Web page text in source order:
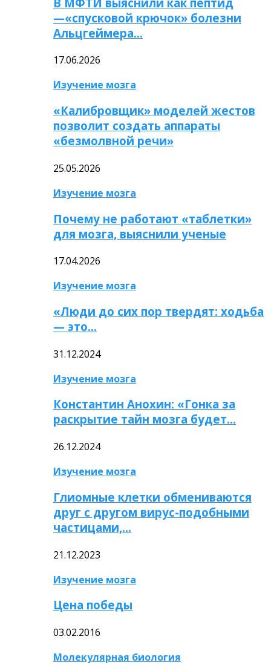
—«спусковой крючок» болезни
Альцгеймера…
17.06.2026
Изучение мозга
«Калибровщик» моделей жестов
позволит создать аппараты
«безмолвной речи»
25.05.2026
Изучение мозга
Почему не работают «таблетки»
для мозга, выяснили ученые
17.04.2026
Изучение мозга
«Люди до сих пор твердят: ходьба
— это…
31.12.2024
Изучение мозга
Константин Анохин: «Гонка за
раскрытие тайн мозга будет…
26.12.2024
Изучение мозга
Глиомные клетки обмениваются
друг с другом вирус-подобными
частицами,…
21.12.2023
Изучение мозга
Цена победы
03.02.2016
Молекулярная биология